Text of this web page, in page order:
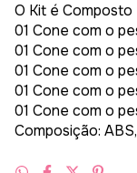
O Kit é Composto
01 Cone com o
01 Cone com o
01 Cone com o
01 Cone com o
01 Cone com o
Composição: